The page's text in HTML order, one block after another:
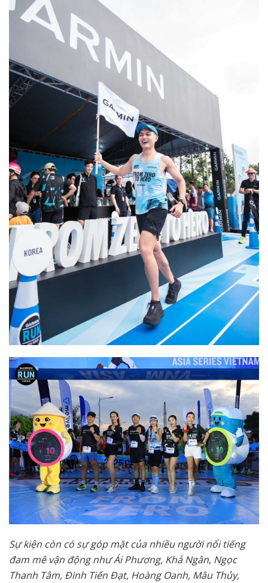
Sự kiện còn có sự góp mặt của nhiều người nổi tiếng
đam mê vận động như Ái Phương, Khả Ngân, Ngọc
Thanh Tâm, Đinh Tiến Đạt, Hoàng Oanh, Mâu Thủy,